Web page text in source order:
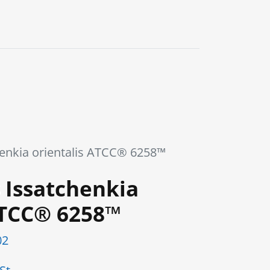
orientalis ATCC® 6258™
Issatchenkia
6258™